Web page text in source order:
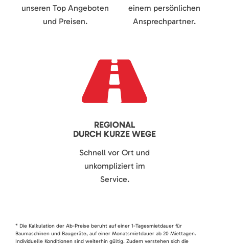
unseren Top Angeboten
und Preisen.
einem persönlichen
Ansprechpartner.
REGIONAL
DURCH KURZE WEGE
Schnell vor Ort und
unkompliziert im
Service.
* Die Kalkulation der Ab-Preise beruht auf einer 1-Tagesmietdauer für
Baumaschinen und Baugeräte, auf einer Monatsmietdauer ab 20 Miettagen.
Individuelle Konditionen sind weiterhin gültig. Zudem verstehen sich die